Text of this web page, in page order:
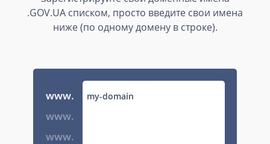
.GOV.UA списком, просто введите свои имена
ниже (по одному домену в строке).
www.
www.
www.